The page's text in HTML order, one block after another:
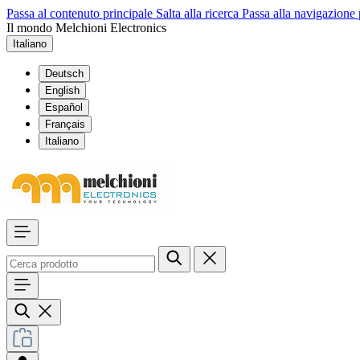
Passa al contenuto principale Salta alla ricerca Passa alla
Il mondo Melchioni Electronics
Italiano
Deutsch
English
Español
Français
Italiano